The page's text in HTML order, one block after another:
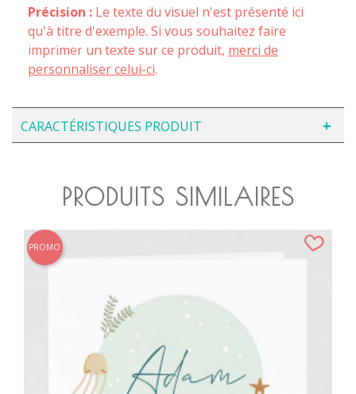
Précision : Le texte du visuel n'est présenté ici
qu'à titre d'exemple. Si vous souhaitez faire
imprimer un texte sur ce produit, merci de
personnaliser celui-ci.
CARACTÉRISTIQUES PRODUIT
PRODUITS SIMILAIRES
PROMO